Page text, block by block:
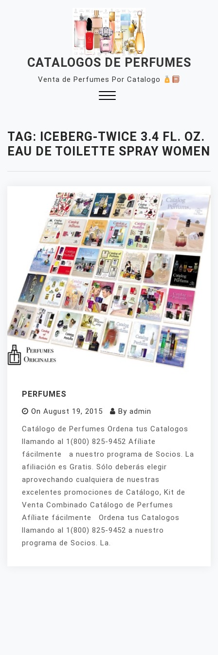
CATALOGOS DE PERFUMES
Venta de Perfumes Por Catalogo
TAG:
ICEBERG-TWICE 3.4 FL. OZ.
EAU DE TOILETTE SPRAY WOMEN
PERFUMES
On August 19, 2015 By admin
Catálogo de Perfumes Ordena tus Catalogos
llamando al 1(800) 825-9452 Afíliate
fácilmente a nuestro programa de Socios. La
afiliación es Gratis. Sólo deberás elegir
aprovechando cualquiera de nuestras
excelentes promociones de Catálogo, Kit de
Venta Combinado Catálogo de Perfumes
Afíliate fácilmente Ordena tus Catalogos
llamando al 1(800) 825-9452 a nuestro
programa de Socios. La.